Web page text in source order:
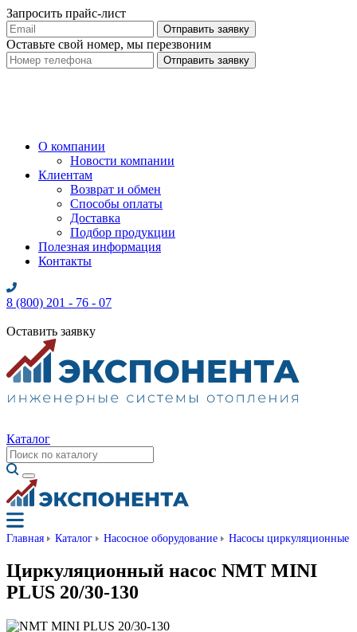
Запросить прайс-лист
Оставьте свой номер, мы перезвоним
О компании
Новости компании
Клиентам
Возврат и обмен
Способы оплаты
Доставка
Подбор продукции
Полезная информация
Контакты
8 (800) 201 - 76 - 07
Оставить заявку
Каталог
Главная Каталог Насосное оборудование Насосы циркуляционные
Циркуляционный насос NMT MINI
PLUS 20/30-130